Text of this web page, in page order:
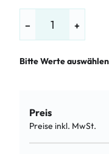
− +
Bitte Werte auswählen
Preis
Preise inkl. MwSt.